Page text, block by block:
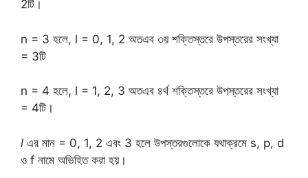
2টি।
n = 3 হলে, l = 0, 1, 2 অতএব ৩য় শক্তিস্তরে উপস্তরের সংখ্যা
= 3টি
n = 4 হলে, l = 1, 2, 3 অতএব ৪র্থ শক্তিস্তরে উপস্তরের সংখ্যা
= 4টি।
l এর মান = 0, 1, 2 এবং 3 হলে উপস্তরগুলোকে যথাক্রমে s, p, d
ও f নামে অভিহিত করা হয়।